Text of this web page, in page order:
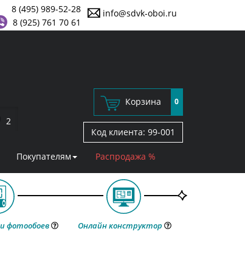
info@sdvk-oboi.ru
8 (495) 989-52-28
8 (925) 761 70 61
2
Корзина 0
Код клиента: 99-001
Покупателям Распродажа %
фотообоев Онлайн конструктор